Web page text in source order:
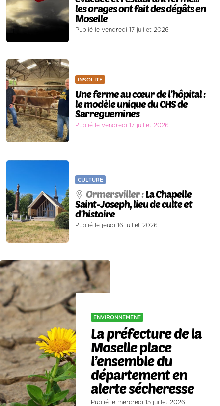
les orages ont fait des dégâts en
Moselle
Publié le vendredi 17 juillet 2026
INSOLITE
Une ferme au cœur de l’hôpital :
le modèle unique du CHS de
Sarreguemines
Publié le vendredi 17 juillet 2026
CULTURE
Ormersviller :La Chapelle
Saint-Joseph, lieu de culte et
d’histoire
Publié le jeudi 16 juillet 2026
ENVIRONNEMENT
La préfecture de la
Moselle place
l’ensemble du
département en
alerte sécheresse
Publié le mercredi 15 juillet 2026